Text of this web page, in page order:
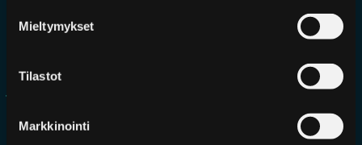
Mieltymykset
Tilastot
Markkinointi
TEKNINEN DOKUMENTAATIO
MATERIAL SAFETY DATA SHEET
TRANSPORT AND PACKACING INSTRUCTION
SERTIFIKAATIT JA